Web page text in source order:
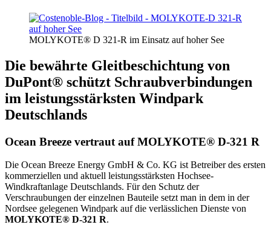
MOLYKOTE® D 321-R im Einsatz auf hoher See
Die bewährte Gleitbeschichtung von
DuPont® schützt Schraubverbindungen
im leistungsstärksten Windpark
Deutschlands
Ocean Breeze vertraut auf MOLYKOTE® D-321 R
Die Ocean Breeze Energy GmbH & Co. KG ist Betreiber des ersten
kommerziellen und aktuell leistungsstärksten Hochsee-
Windkraftanlage Deutschlands. Für den Schutz der
Verschraubungen der einzelnen Bauteile setzt man in dem in der
Nordsee gelegenen Windpark auf die verlässlichen Dienste von
MOLYKOTE® D-321 R.